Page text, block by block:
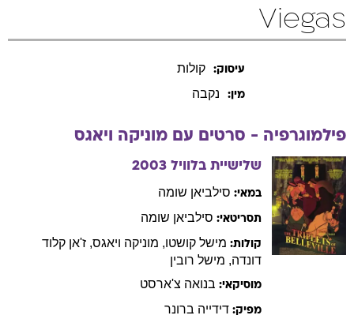
Viegas
עיסוק: קולות
מין: נקבה
פילמוגרפיה - סרטים עם מוניקה ויאגס
שלישיית בלוויל 2003
במאי: סילביאן שומה
תסריטאי: סילביאן שומה
קולות: מישל קושטו, מוניקה ויאגס, ז'אן קלוד
דונדה, מישל רובין
מוסיקאי: בנואה צ'ארסט
מפיק: דידייה ברונר